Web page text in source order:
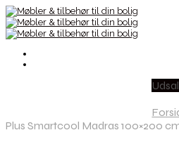
Plus Smartcool Madras 100×200